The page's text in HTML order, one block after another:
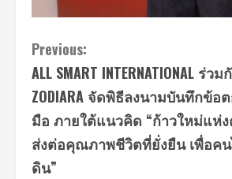
Continue
Reading
Previous:
ALL SMART INTERNATIONAL ร่ว
ZODIARA จัดพิธีลงนามบันทึกข้อ
มือ ภายใต้แนวคิด “ก้าวใหม่แห่
ส่งต่อคุณภาพชีวิตที่ยั่งยืน เพื่อค
ดิน”